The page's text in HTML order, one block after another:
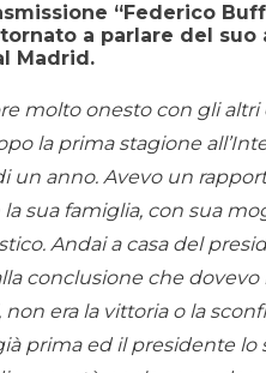
“Federico
a parlare del
Madrid.
molto onesto con gli
la prima stagione
un anno. Avevo un
sua famiglia, con sua
Andai a casa del
conclusione che
non era la vittoria o la
prima ed il presidente lo